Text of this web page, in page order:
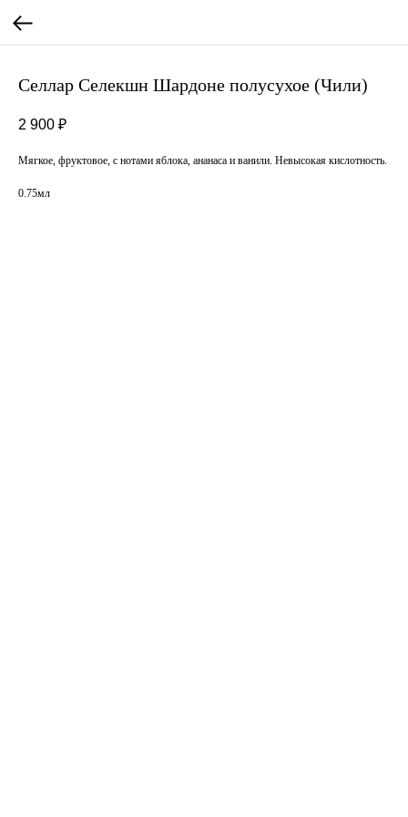
Селлар Селекшн Шардоне полусухое (Чили)
2 900 ₽
Мягкое, фруктовое, с нотами яблока, ананаса и ванили. Невысокая кислотность.
0.75мл